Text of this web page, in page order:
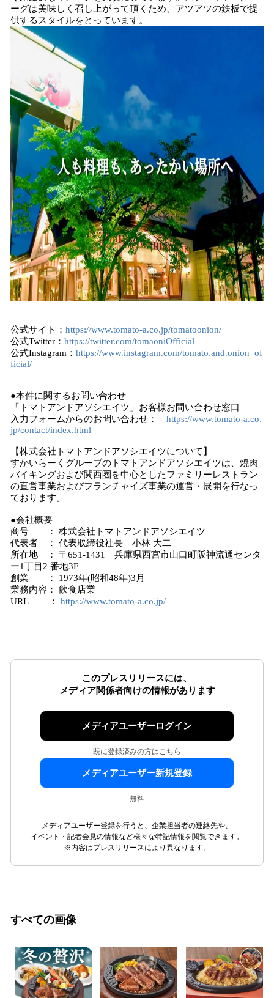
ーグは美味しく召し上がって頂くため、アツアツの鉄板で提
供するスタイルをとっています。
公式サイト： https://www.tomato-a.co.jp/tomatoonion/
公式Twitter： https://twitter.com/tomaoniOfficial
公式Instagram： https://www.instagram.com/tomato.and.onion_of
ficial/
●本件に関するお問い合わせ
「トマトアンドアソシエイツ」お客様お問い合わせ窓口
入力フォームからのお問い合わせ： https://www.tomato-a.co.
jp/contact/index.html
【株式会社トマトアンドアソシエイツについて】
すかいらーくグループのトマトアンドアソシエイツは、焼肉
バイキングおよび関西圏を中心としたファミリーレストラン
の直営事業およびフランチャイズ事業の運営・展開を行なっ
ております。
●会社概要
商号 ： 株式会社トマトアンドアソシエイツ
代表者 ： 代表取締役社長 小林 大二
所在地 ： 〒651-1431 兵庫県西宮市山口町阪神流通センタ
ー1丁目2 番地3F
創業 ： 1973年(昭和48年)3月
業務内容： 飲食店業
URL ： https://www.tomato-a.co.jp/
このプレスリリースには、
メディア関係者向けの情報があります
メディアユーザーログイン
既に登録済みの方はこちら
メディアユーザー新規登録
無料
メディアユーザー登録を行うと、企業担当者の連絡先や、
イベント・記者会見の情報など様々な特記情報を閲覧できます。
※内容はプレスリリースにより異なります。
すべての画像